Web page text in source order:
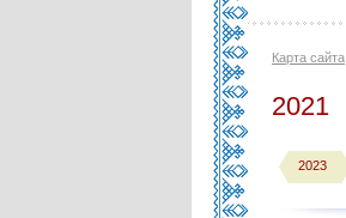
Карта сайта
2021
2023